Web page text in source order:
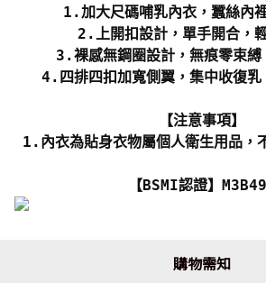
1.加大尺碼哺乳內衣，蠶絲內
2.上開扣設計，單手開合，
3.裸感無鋼圈設計，無痕零束縛
4.四排四扣加寬側翼，集中收復乳
【注意事項】
1.內衣為貼身衣物屬個人衛生用品，
【BSMI認證】
購物需知